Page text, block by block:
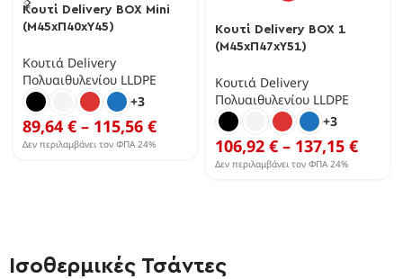
Κουτί Delivery BOX Mini
(Μ45xΠ40xΥ45)
Κουτιά Delivery
Πολυαιθυλενίου LLDPE
+3
89,64 € – 115,56 €
Δεν περιλαμβάνει τον ΦΠΑ 24%
Κουτί Delivery BOX 1
(Μ45xΠ47xΥ51)
Κουτιά Delivery
Πολυαιθυλενίου LLDPE
+3
106,92 € – 137,15 €
Δεν περιλαμβάνει τον ΦΠΑ 24%
Ισοθερμικές Τσάντες